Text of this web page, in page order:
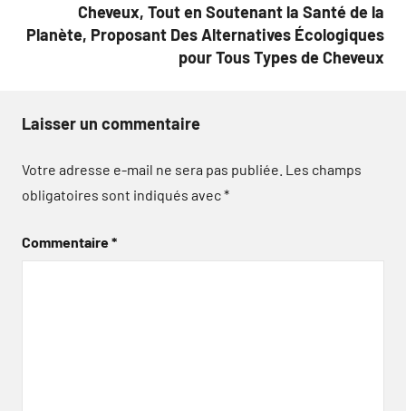
Cheveux, Tout en Soutenant la Santé de la
Planète, Proposant Des Alternatives Écologiques
pour Tous Types de Cheveux
Laisser un commentaire
Votre adresse e-mail ne sera pas publiée. Les champs
obligatoires sont indiqués avec*
Commentaire*